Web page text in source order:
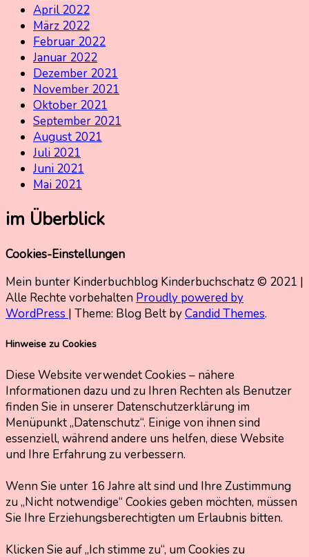
April 2022
März 2022
Februar 2022
Januar 2022
Dezember 2021
November 2021
Oktober 2021
September 2021
August 2021
Juli 2021
Juni 2021
Mai 2021
im Überblick
Cookies-Einstellungen
Mein bunter Kinderbuchblog Kinderbuchschatz © 2021 |
Alle Rechte vorbehalten Proudly powered by
WordPress | Theme: Blog Belt byCandid Themes.
Hinweise zu Cookies
Diese Website verwendet Cookies – nähere
Informationen dazu und zu Ihren Rechten als Benutzer
finden Sie in unserer Datenschutzerklärung im
Menüpunkt „Datenschutz“. Einige von ihnen sind
essenziell, während andere uns helfen, diese Website
und Ihre Erfahrung zu verbessern.
Wenn Sie unter 16 Jahre alt sind und Ihre Zustimmung
zu „Nicht notwendige“ Cookies geben möchten, müssen
Sie Ihre Erziehungsberechtigten um Erlaubnis bitten.
Klicken Sie auf „Ich stimme zu“, um Cookies zu